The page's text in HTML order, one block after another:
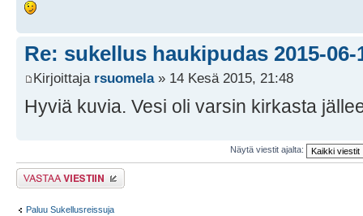
Re: sukellus haukipudas 2015-06-
Kirjoittaja rsuomela» 14 Kesä 2015, 21:48
Hyviä kuvia. Vesi oli varsin kirkasta
Näytä viestit ajalta:
Lähetä vastaus
Paluu Sukellusreissuja